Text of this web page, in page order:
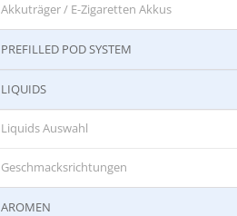
Akkuträger / E-Zigaretten Akkus
PREFILLED POD SYSTEM
LIQUIDS
Liquids Auswahl
Geschmacksrichtungen
AROMEN